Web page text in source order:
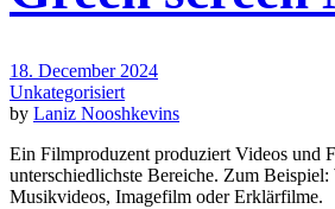
18. December 2024
Unkategorisiert
by Laniz Nooshkevins
Ein Filmproduzent produziert Videos und
unterschiedlichste Bereiche. Zum
Musikvideos, Imagefilm oder Erklärfilme.